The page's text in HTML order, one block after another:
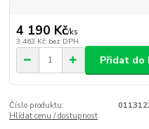
4 190 Kč/ks
3 463 Kč bez DPH
Přidat do
Číslo produktu:
Hlídat cenu / dostupnost